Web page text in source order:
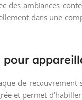
des ambiances
dans une
pour
de
et permet